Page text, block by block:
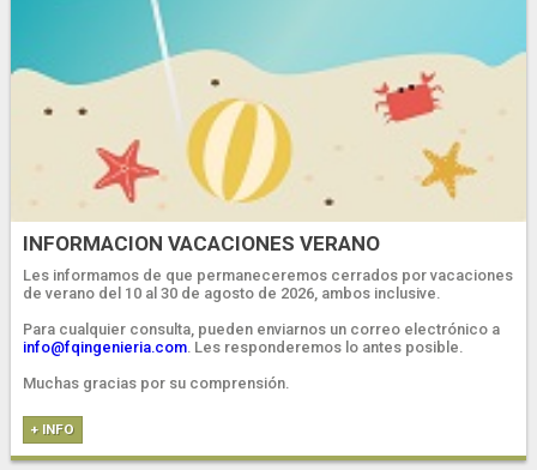
INFORMACION VACACIONES VERANO
Les informamos de que permaneceremos cerrados por vacaciones
de verano del 10 al 30 de agosto de 2026, ambos inclusive.
Para cualquier consulta, pueden enviarnos un correo electrónico a
info@fqingenieria.com. Les responderemos lo antes posible.
Muchas gracias por su comprensión.
+ INFO